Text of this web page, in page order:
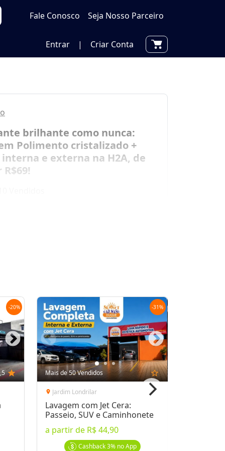
Fale Conosco Seja Nosso Parceiro
Entrar | Criar Conta
brilhante como nunca:
em Polimento cristalizado +
interna e externa na H2A, de
R$69!
-20%
star
-31%
Mais de 50 Vendidos star_outline
location_on Jardim Londrilar
Lavagem com Jet Cera:
Passeio, SUV e Caminhonete
a partir de R$ 44,90
Cashback3%no App